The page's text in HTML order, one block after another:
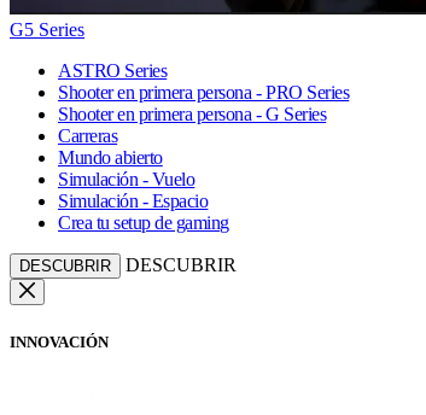
G5 Series
ASTRO Series
Shooter en primera persona - PRO Series
Shooter en primera persona - G Series
Carreras
Mundo abierto
Simulación - Vuelo
Simulación - Espacio
Crea tu setup de gaming
DESCUBRIR DESCUBRIR
INNOVACIÓN